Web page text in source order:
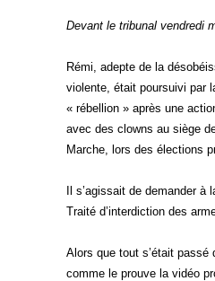
Devant le tribunal vendredi
Rémi, adepte de la
violente, était poursuivi par
« rébellion » après une
avec des clowns au siège
Marche, lors des élections
Il s’agissait de demander à
Traité d’interdiction des
Alors que tout s’était passé
comme le prouve la vidéo